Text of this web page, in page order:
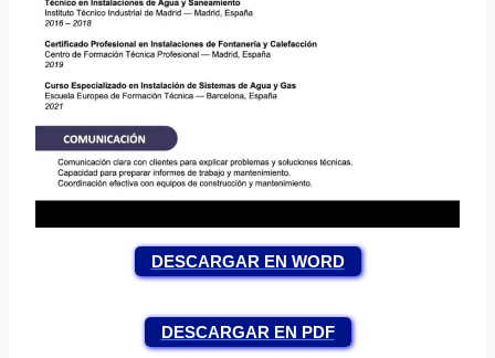
DESCARGAR EN WORD
DESCARGAR EN PDF